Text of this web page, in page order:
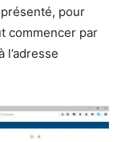
pour
commencer par